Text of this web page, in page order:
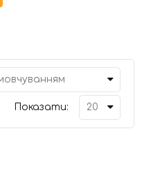
Показати: